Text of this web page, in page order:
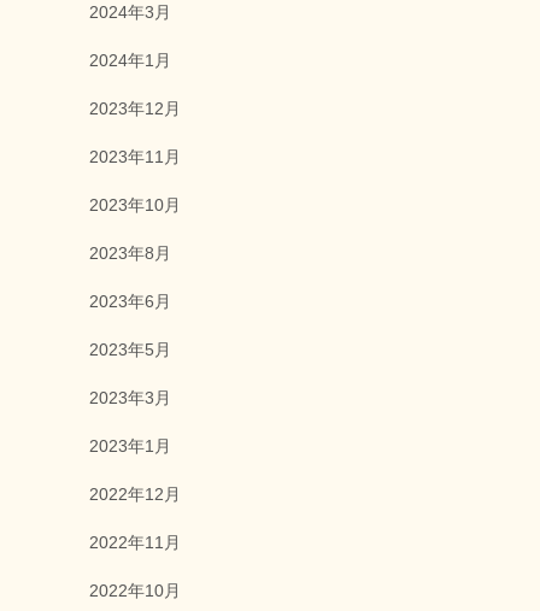
2024年3月
2024年1月
2023年12月
2023年11月
2023年10月
2023年8月
2023年6月
2023年5月
2023年3月
2023年1月
2022年12月
2022年11月
2022年10月